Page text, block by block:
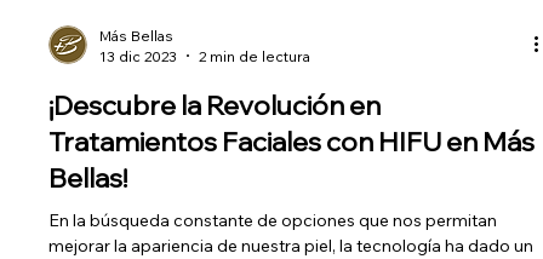
Más Bellas
13 dic 2023
2 min de lectura
¡Descubre la Revolución en
Tratamientos Faciales con HIFU en Más
Bellas!